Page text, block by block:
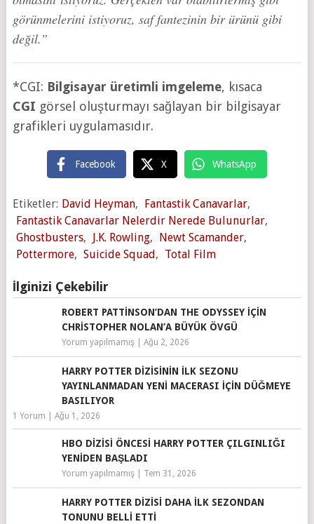
görünmelerini istiyoruz, saf fantezinin bir ürünü gibi
değil.”
*CGI: Bilgisayar üretimli imgeleme, kısaca
CGI görsel oluşturmayı sağlayan bir bilgisayar
grafikleri uygulamasıdır.
Facebook X WhatsApp
Etiketler: David Heyman, Fantastik Canavarlar,
Fantastik Canavarlar Nelerdir Nerede Bulunurlar,
Ghostbusters, J.K. Rowling, Newt Scamander,
Pottermore, Suicide Squad , Total Film
İlginizi Çekebilir
ROBERT PATTINSON’DAN THE ODYSSEY IÇIN
CHRISTOPHER NOLAN’A BÜYÜK ÖVGÜ
Yorum yapılmamış| Ağu 2, 2026
HARRY POTTER DIZISININ İLK SEZONU
YAYINLANMADAN YENI MACERASI IÇIN DÜĞMEYE
BASILIYOR
1 Yorum Ağu 1, 2026
HBO DIZISI ÖNCESI HARRY POTTER ÇILGINLIĞI
YENIDEN BAŞLADI
Yorum yapılmamış| Tem 31, 2026
HARRY POTTER DIZISI DAHA İLK SEZONDAN
TONUNU BELLI ETTI